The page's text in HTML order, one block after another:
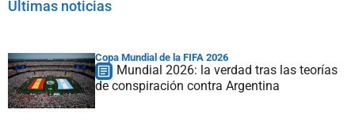
Últimas noticias
Copa Mundial de la FIFA 2026
Mundial 2026: la verdad tras las teorías
de conspiración contra Argentina